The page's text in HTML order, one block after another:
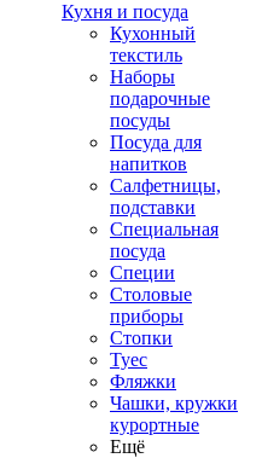
Кухня и посуда
Кухонный
текстиль
Наборы
подарочные
посуды
Посуда для
напитков
Салфетницы,
подставки
Специальная
посуда
Специи
Столовые
приборы
Стопки
Туес
Фляжки
Чашки, кружки
курортные
Ещё